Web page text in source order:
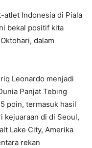
atlet Indonesia di Piala
bekal positif kita
dalam
Leonardo menjadi
Panjat Tebing
poin, termasuk hasil
kejuaraan di di Seoul,
Lake City, Amerika
rekan